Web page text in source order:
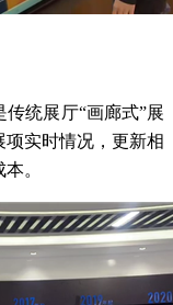
统展厅“画廊式”展
实时情况，更新相
。